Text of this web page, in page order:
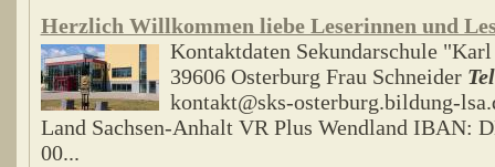
Herzlich Willkommen liebe Leserinnen und
Kontaktdaten Sekundarschule
39606 Osterburg Frau Schneider
kontakt@sks-osterburg.bildung-
Land Sachsen-Anhalt VR Plus Wendland IBAN:
00...